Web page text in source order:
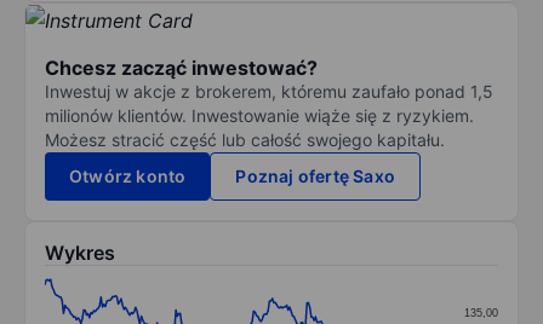
Chcesz zacząć inwestować?
Inwestuj w akcje z brokerem, któremu zaufało ponad 1,5
milionów klientów. Inwestowanie wiąże się z ryzykiem.
Możesz stracić część lub całość swojego kapitału.
Otwórz konto
Poznaj ofertę Saxo
Wykres
Chart
135,00